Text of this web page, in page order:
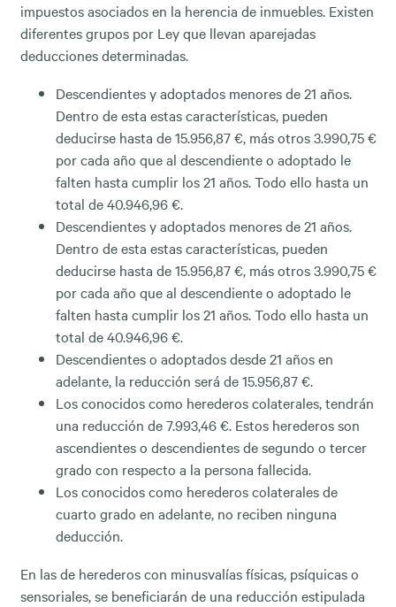
impuestos asociados en la herencia de inmuebles. Existen
diferentes grupos por Ley que llevan aparejadas
deducciones determinadas.
Descendientes y adoptados menores de 21 años.
Dentro de esta estas características, pueden
deducirse hasta de 15.956,87 €, más otros 3.990,75 €
por cada año que al descendiente o adoptado le
falten hasta cumplir los 21 años. Todo ello hasta un
total de 40.946,96 €.
Descendientes y adoptados menores de 21 años.
Dentro de esta estas características, pueden
deducirse hasta de 15.956,87 €, más otros 3.990,75 €
por cada año que al descendiente o adoptado le
falten hasta cumplir los 21 años. Todo ello hasta un
total de 40.946,96 €.
Descendientes o adoptados desde 21 años en
adelante, la reducción será de 15.956,87 €.
Los conocidos como herederos colaterales, tendrán
una reducción de 7.993,46 €. Estos herederos son
ascendientes o descendientes de segundo o tercer
grado con respecto a la persona fallecida.
Los conocidos como herederos colaterales de
cuarto grado en adelante, no reciben ninguna
deducción.
En las de herederos con minusvalías físicas, psíquicas o
sensoriales, se beneficiarán de una reducción estipulada